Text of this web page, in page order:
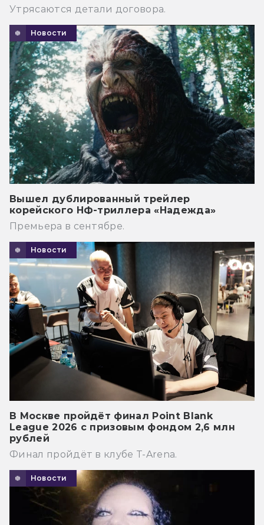
Утрясаются детали договора.
Новости
Вышел дублированный трейлер
корейского НФ-триллера «Надежда»
Премьера в сентябре.
Новости
В Москве пройдёт финал Point Blank
League 2026 с призовым фондом 2,6 млн
рублей
Финал пройдёт в клубе T-Arena.
Новости